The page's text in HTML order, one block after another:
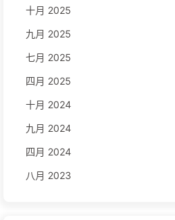
十月 2025
九月 2025
七月 2025
四月 2025
十月 2024
九月 2024
四月 2024
八月 2023